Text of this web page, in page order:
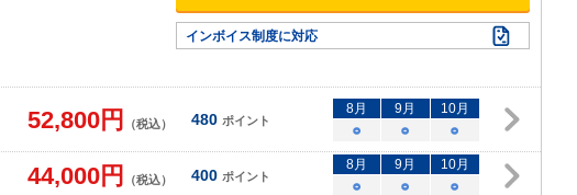
インボイス制度に対応
52,800円 （税込） 480 ポイント
8月 9月 10月
○
○ ○
44,000円 （税込） 400 ポイント
8月 9月 10月
○
○ ○